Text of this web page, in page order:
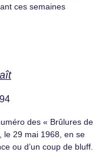
ces semaines
des « Brûlures de
le 29 mai 1968, en se
ou d’un coup de bluff.